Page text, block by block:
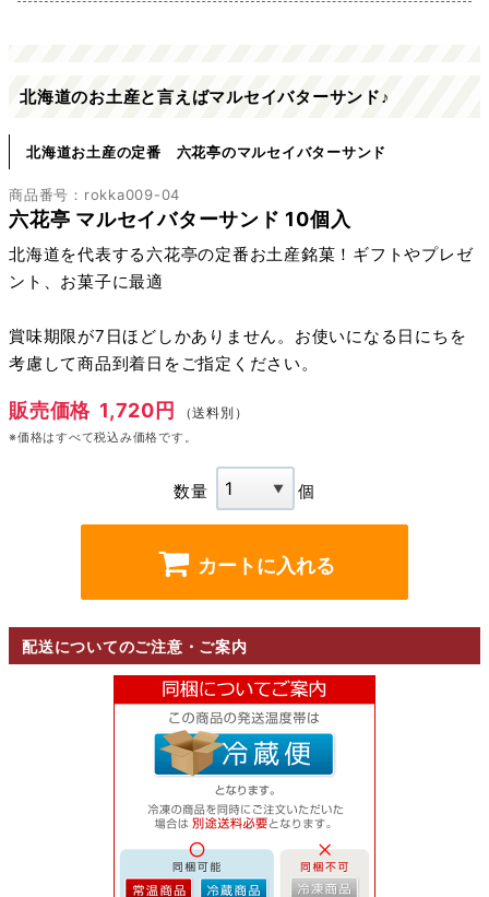
北海道のお土産と言えばマルセイバターサンド♪
北海道お土産の定番 六花亭のマルセイバターサンド
商品番号：rokka009-04
六花亭 マルセイバターサンド 10個入
北海道を代表する六花亭の定番お土産銘菓！ギフトやプレゼ
ント、お菓子に最適
賞味期限が7日ほどしかありません。お使いになる日にちを
考慮して商品到着日をご指定ください。
販売価格 1,720円 （送料別）
※価格はすべて税込み価格です。
数量 個
カートに入れる
配送についてのご注意・ご案内